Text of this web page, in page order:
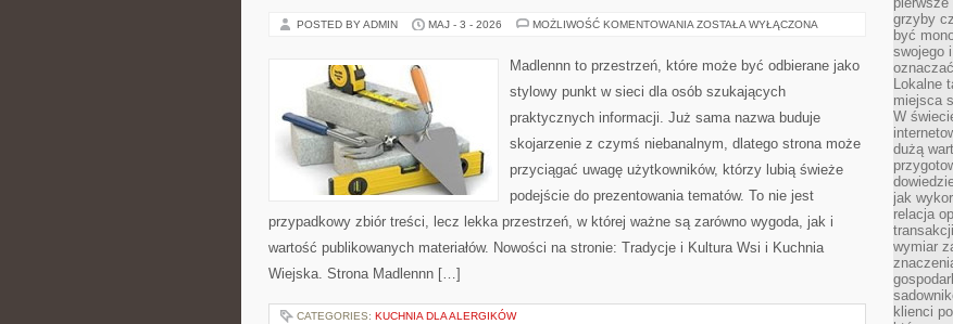
POSTED BY ADMIN MAJ - 3 - 2026 MOŻLIWOŚĆ KOMENTOWANIA STYL
ZDROWIE
ZOSTAŁA WYŁĄCZONA
Madlennn to przestrzeń, które może być odbierane jako
stylowy punkt w sieci dla osób szukających
praktycznych informacji. Już sama nazwa buduje
skojarzenie z czymś niebanalnym, dlatego strona może
przyciągać uwagę użytkowników, którzy lubią świeże
podejście do prezentowania tematów. To nie jest
przypadkowy zbiór treści, lecz lekka przestrzeń, w której ważne są zarówno wygoda, jak i
wartość publikowanych materiałów. Nowości na stronie: Tradycje i Kultura Wsi i Kuchnia
Wiejska. Strona Madlennn […]
CATEGORIES: KUCHNIA DLA ALERGIKÓW
grzyby
być
swojego
Lokalne
miejsca
W
dużą
jak
relacja
wymiar
klienci